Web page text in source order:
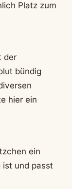
Platz zum
der
bündig
hier ein
ein
ist und passt